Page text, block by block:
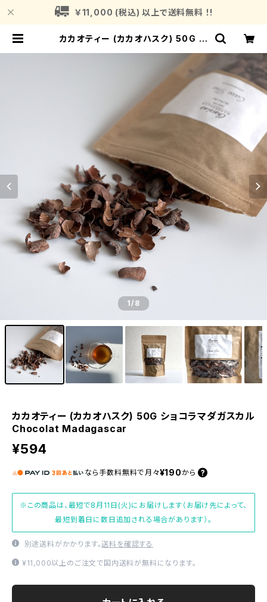
￥11,000 (税込) 以上で送料無料 ！!
カカオティー (カカオハスク) 50G シ
agascar | Fragrance Plant (フ
1/8
カカオティー (カカオハスク) 50G ショコラマダガスカル
Chocolat Madagascar
¥594
なら 手数料無料で 月々¥190 から
※この商品は、最短で8月11日(火)にお届けします（お届け先によって、
最短到着日に数日追加される場合があります）。
別途送料がかかります。送料を確認する
¥11,000以上のご注文で国内送料が無料になります。